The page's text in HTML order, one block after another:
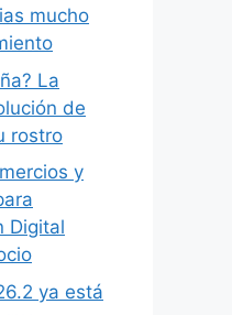
mucho
La
de
rostro
y
Digital
ya está